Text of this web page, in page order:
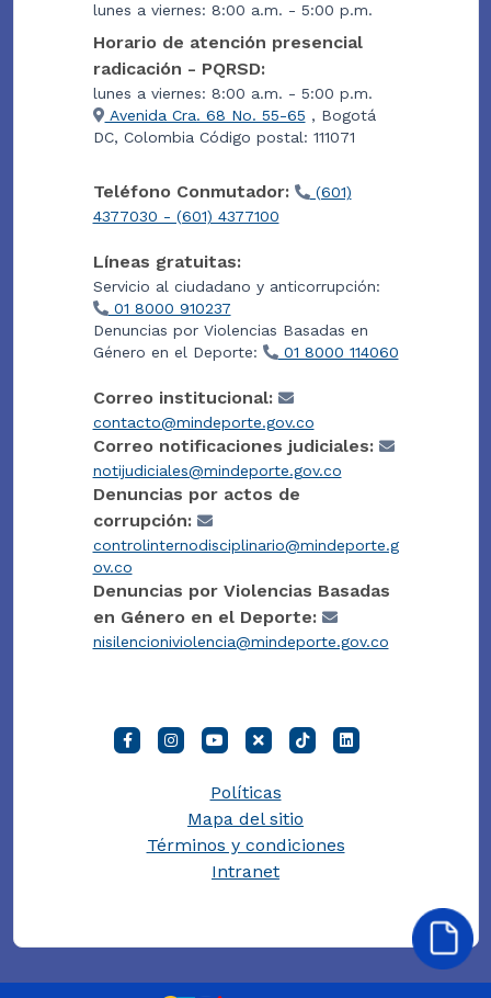
lunes a viernes: 8:00 a.m. - 5:00 p.m.
Horario de atención presencial
radicación - PQRSD:
lunes a viernes: 8:00 a.m. - 5:00 p.m.
Avenida Cra. 68 No. 55-65 , Bogotá
DC, Colombia Código postal: 111071
Teléfono Conmutador:
(601)
4377030 - (601) 4377100
Líneas gratuitas:
Servicio al ciudadano y anticorrupción:
01 8000 910237
Denuncias por Violencias Basadas en
Género en el Deporte:
01 8000 114060
Correo institucional:
contacto@mindeporte.gov.co
Correo notificaciones judiciales:
notijudiciales@mindeporte.gov.co
Denuncias por actos de
corrupción:
controlinternodisciplinario@mindeporte.g
ov.co
Denuncias por Violencias Basadas
en Género en el Deporte:
nisilencioniviolencia@mindeporte.gov.co
Políticas
Mapa del sitio
Términos y condiciones
Intranet